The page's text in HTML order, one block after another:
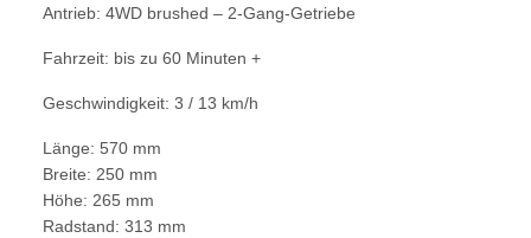
Antrieb: 4WD brushed – 2-Gang-Getriebe
Fahrzeit: bis zu 60 Minuten +
Geschwindigkeit: 3 / 13 km/h
Länge: 570 mm
Breite: 250 mm
Höhe: 265 mm
Radstand: 313 mm